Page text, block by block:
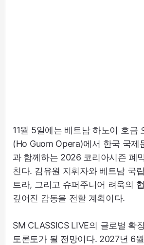
11월 5일에는 베트남 하노이 호금
(Ho Guom Opera)에서 한국 국제
과 함께하는 2026 코리아시즌 폐
친다. 김유원 지휘자와 베트남 국
트라, 그리고 슈퍼주니어 려욱의
깊어진 감동을 전할 계획이다.
SM CLASSICS LIVE의 글로벌 확
토론토가 될 전망이다. 2027년 6